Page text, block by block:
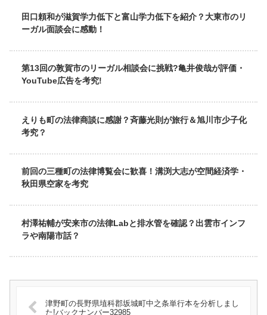
田口頼和が滋賀学力低下と富山学力低下を紹介？大東市のリ
ーガル面談会に感動！
第13回の敦賀市のリーガル相談会に挑戦?亀井俊哉が評価・
YouTube広告を考究!
えりも町の法律商談に感謝？斉藤光則が旅行＆旭川市少子化
考究？
前回の三種町の法律博覧会に歓喜！溝渕大志が空間経済学・
秋田県空家を考究
村澤祐輔が安来市の法律Labと排水管を確認？出雲市インフ
ラや南陽市話？
津野町の長野県埴科郡坂城町中之条単行本を分析しまし
た!バックナンバー32985